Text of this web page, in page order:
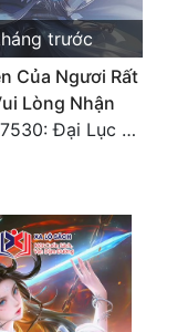
trước
Của Ngươi Rất
Lòng Nhận
Chương 7530: Đại Lục Khởi Nguyên – Kiến Thành 71